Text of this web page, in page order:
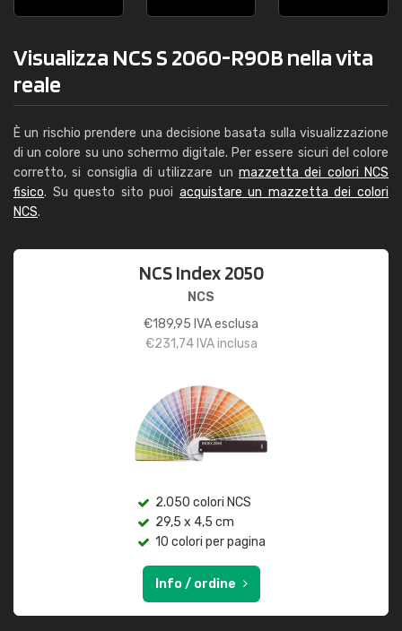
Visualizza NCS S 2060-R90B nella vita
reale
È un rischio prendere una decisione basata sulla visualizzazione
di un colore su uno schermo digitale. Per essere sicuri del colore
corretto, si consiglia di utilizzare un mazzetta dei colori NCS
fisico. Su questo sito puoi acquistare un mazzetta dei colori
NCS.
NCS Index 2050
NCS
€189,95 IVA esclusa
€231,74IVA inclusa
2.050 colori NCS
29,5 x 4,5 cm
10 colori per pagina
Info / ordine